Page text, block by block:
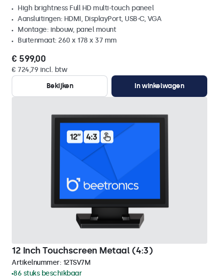
High brightness Full HD multi-touch paneel
Aansluitingen: HDMI, DisplayPort, USB-C, VGA
Montage: inbouw, panel mount
Buitenmaat: 260 x 178 x 37 mm
€ 599,00
€ 724,79 incl. btw
Bekijken
In winkelwagen
12 Inch Touchscreen Metaal (4:3)
Artikelnummer: 12TSV7M
86 stuks beschikbaar